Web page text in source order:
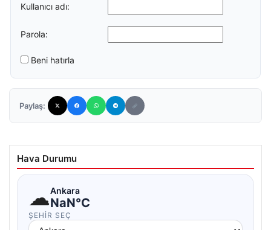
Kullanıcı adı:
Parola:
Beni hatırla
Paylaş:
Hava Durumu
☁Ankara
NaN°C
ŞEHIR SEÇ